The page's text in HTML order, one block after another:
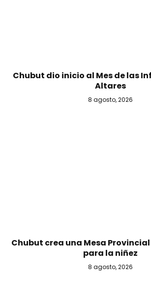
Chubut dio inicio al Mes de las
Altares
8 agosto, 2026
Chubut crea una Mesa
para la niñez
8 agosto, 2026